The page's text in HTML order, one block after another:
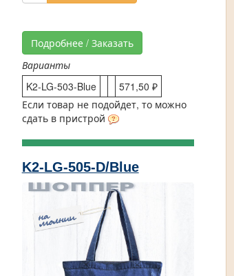
Подробнее / Заказать
Варианты
K2-LG-503-Blue
571,50 ₽
Если товар не подойдет, то можно
сдать в пристрой
K2-LG-505-D/Blue